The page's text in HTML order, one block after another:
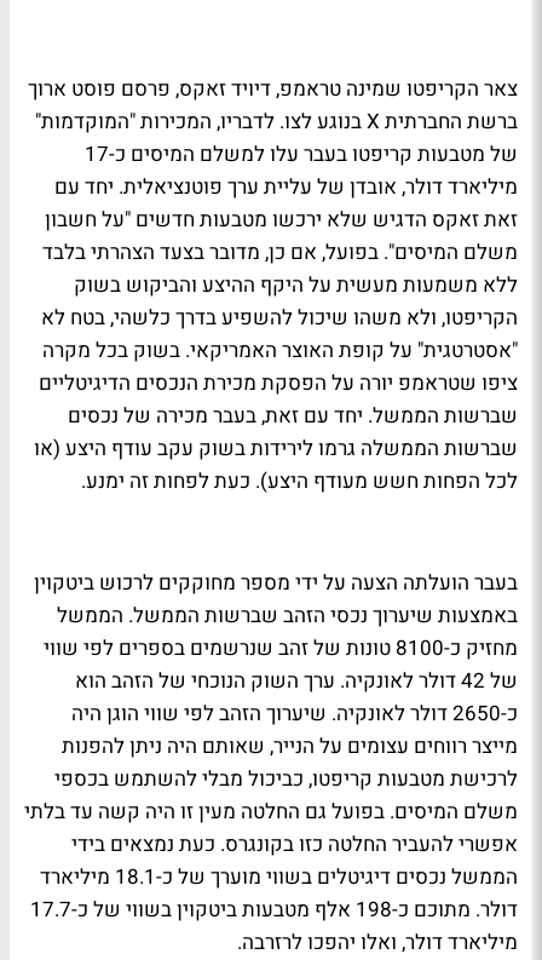
צאר הקריפטו שמינה טראמפ, דיויד זאקס, פרסם פוסט ארוך
ברשת החברתית X בנוגע לצו. לדבריו, המכירות "המוקדמות"
של מטבעות קריפטו בעבר עלו למשלם המיסים כ-17
מיליארד דולר, אובדן של עליית ערך פוטנציאלית. יחד עם
זאת זאקס הדגיש שלא ירכשו מטבעות חדשים "על חשבון
משלם המיסים". בפועל, אם כן, מדובר בצעד הצהרתי בלבד
ללא משמעות מעשית על היקף ההיצע והביקוש בשוק
הקריפטו, ולא משהו שיכול להשפיע בדרך כלשהי, בטח לא
"אסטרטגית" על קופת האוצר האמריקאי. בשוק בכל מקרה
ציפו שטראמפ יורה על הפסקת מכירת הנכסים הדיגיטליים
שברשות הממשל. יחד עם זאת, בעבר מכירה של נכסים
שברשות הממשלה גרמו לירידות בשוק עקב עודף היצע (או
לכל הפחות חשש מעודף היצע). כעת לפחות זה ימנע.
בעבר הועלתה הצעה על ידי מספר מחוקקים לרכוש ביטקוין
באמצעות שיערוך נכסי הזהב שברשות הממשל. הממשל
מחזיק כ-8100 טונות של זהב שנרשמים בספרים לפי שווי
של 42 דולר לאונקיה. ערך השוק הנוכחי של הזהב הוא
כ-2650 דולר לאונקיה. שיערוך הזהב לפי שווי הוגן היה
מייצר רווחים עצומים על הנייר, שאותם היה ניתן להפנות
לרכישת מטבעות קריפטו, כביכול מבלי להשתמש בכספי
משלם המיסים. בפועל גם החלטה מעין זו היה קשה עד בלתי
אפשרי להעביר החלטה כזו בקונגרס. כעת נמצאים בידי
הממשל נכסים דיגיטלים בשווי מוערך של כ-18.1 מיליארד
דולר. מתוכם כ-198 אלף מטבעות ביטקוין בשווי של כ-17.7
מיליארד דולר, ואלו יהפכו לרזרבה.